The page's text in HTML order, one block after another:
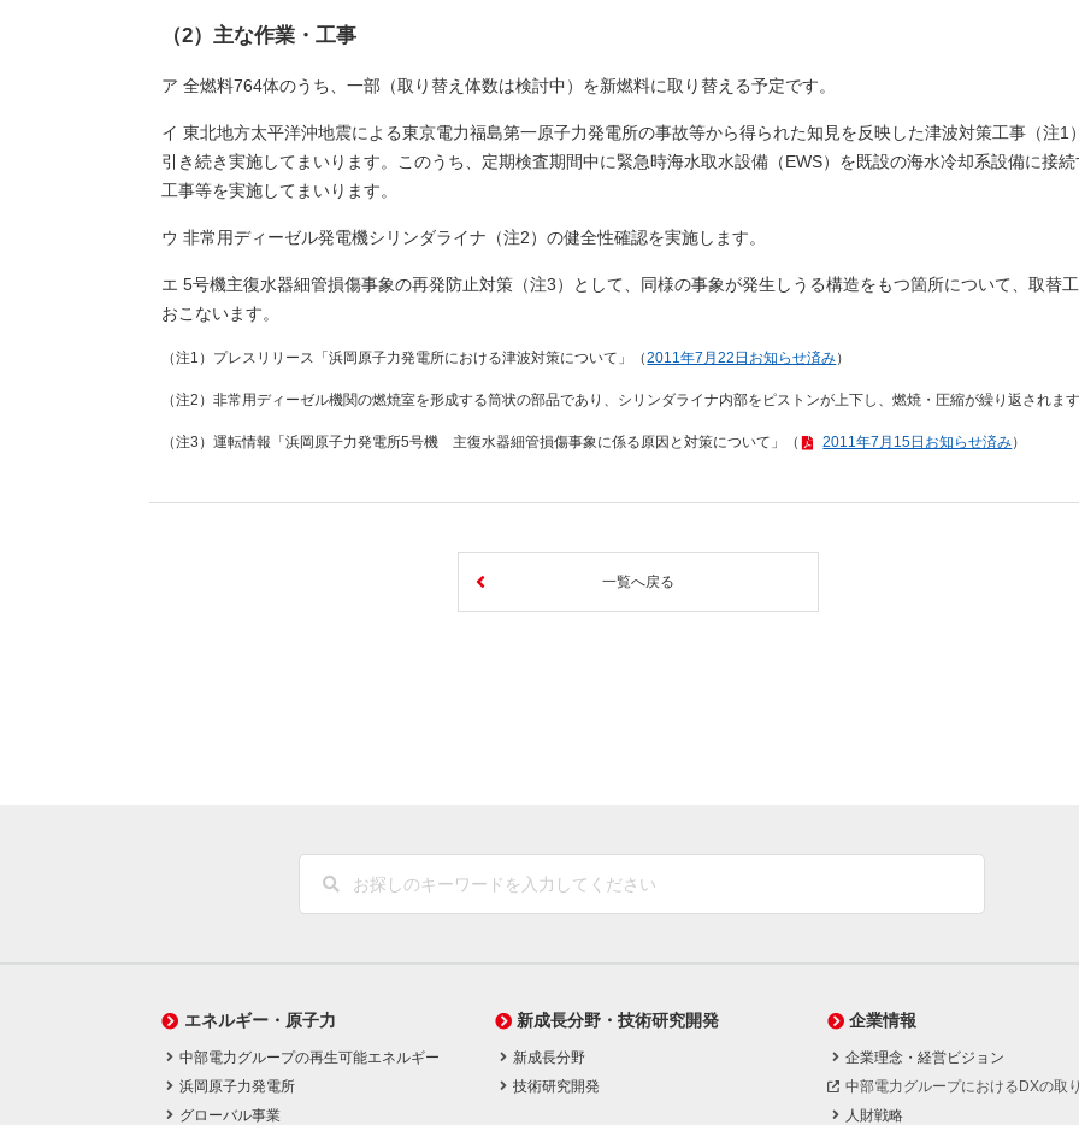
（2）主な作業・工事
ア 全燃料764体のうち、一部（取り替え体数は検討中）を新燃料に取り替える予定です。
イ 東北地方太平洋沖地震による東京電力福島第一原子力発電所の事故等から得られた知見を反映した津波対策工事（注1
引き続き実施してまいります。このうち、定期検査期間中に緊急時海水取水設備（EWS）を既設の海水冷却系設備に接
工事等を実施してまいります。
ウ 非常用ディーゼル発電機シリンダライナ（注2）の健全性確認を実施します。
エ 5号機主復水器細管損傷事象の再発防止対策（注3）として、同様の事象が発生しうる構造をもつ箇所について、取替
おこないます。
（注1）プレスリリース「浜岡原子力発電所における津波対策について」（2011年7月22日お知らせ済み）
（注2）非常用ディーゼル機関の燃焼室を形成する筒状の部品であり、シリンダライナ内部をピストンが上下し、燃焼・圧縮が繰り返されま
（注3）運転情報「浜岡原子力発電所5号機 主復水器細管損傷事象に係る原因と対策について」（ 2011年7月15日お知らせ済み）
一覧へ戻る
エネルギー・原子力
中部電力グループの再生可能エネルギー
浜岡原子力発電所
グローバル事業
新成長分野・技術研究開発
新成長分野
技術研究開発
企業情報
企業理念・経営ビジョン
中部電力グループにおけるDXの取
人財戦略